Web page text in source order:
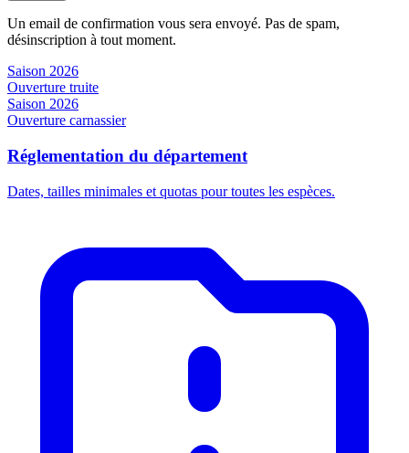
Un email de confirmation vous sera envoyé. Pas de spam,
désinscription à tout moment.
Saison 2026
Ouverture truite
Saison 2026
Ouverture carnassier
Réglementation du département
Dates, tailles minimales et quotas pour toutes les espèces.